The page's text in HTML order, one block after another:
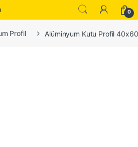
0
Profil Alüminyum Kutu Profil